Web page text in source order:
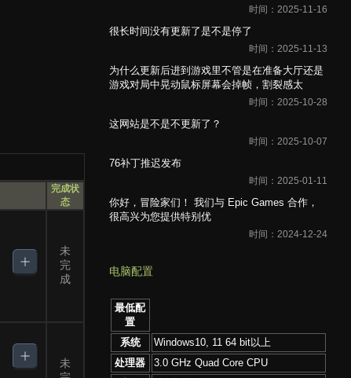
完成状
态
未
完
成
未
时间：2025-11-16
很长时间没有更新了是不是停了
时间：2025-11-13
为什么更新后进到游戏里不管是在准备大厅还是
游戏对局中晃动鼠标屏幕会掉帧，割裂感太
时间：2025-10-28
这网站是不是不更新了？
时间：2025-10-07
76补丁推迟发布
时间：2025-01-11
你好，冒险家们！ 我们与 Epic Games 合作，
很高兴为您提供特别优
时间：2024-12-24
电脑配置
最低配
置
系统
Windows10, 11 64 bit以上
处理器
3.0 GHz Quad Core CPU